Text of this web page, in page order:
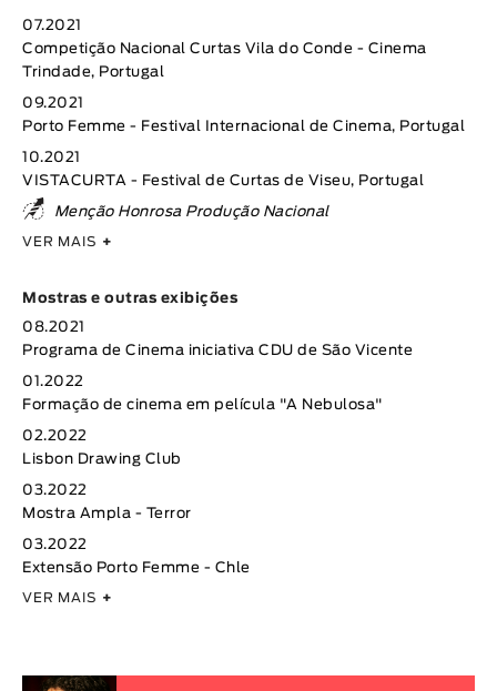
07.2021
Competição Nacional Curtas Vila do Conde - Cinema
Trindade, Portugal
09.2021
Porto Femme - Festival Internacional de Cinema, Portugal
10.2021
VISTACURTA - Festival de Curtas de Viseu, Portugal
Menção Honrosa Produção Nacional
VER MAIS +
Mostras e outras exibições
08.2021
Programa de Cinema iniciativa CDU de São Vicente
01.2022
Formação de cinema em película "A Nebulosa"
02.2022
Lisbon Drawing Club
03.2022
Mostra Ampla - Terror
03.2022
Extensão Porto Femme - Chle
VER MAIS +